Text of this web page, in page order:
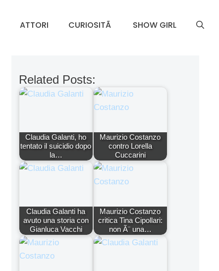
ATTORI CURIOSITÃ SHOW GIRL
Related Posts:
Claudia Galanti, ho
tentato il suicidio dopo
la…
Maurizio Costanzo
contro Lorella
Cuccarini
Claudia Galanti ha
avuto una storia con
Gianluca Vacchi
Maurizio Costanzo
critica Tina Cipollari:
non Ã¨ una…